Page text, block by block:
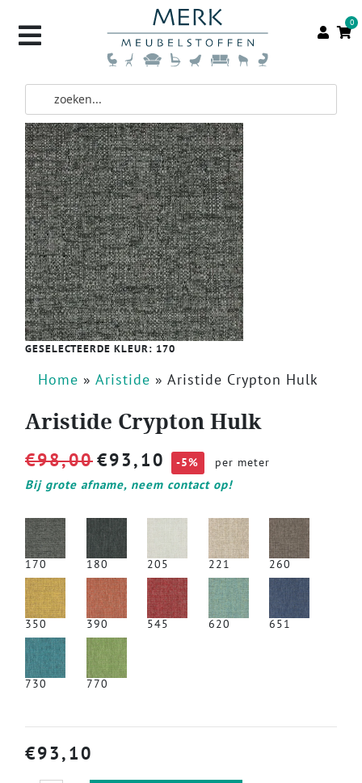
0
GESELECTEERDE KLEUR: 170
Home » Aristide » Aristide Crypton Hulk
Aristide Crypton Hulk
€98,00€93,10 -5% per meter
Bij grote afname, neem contact op!
170 180 205 221 260
350 390 545 620 651
730 770
€93,10